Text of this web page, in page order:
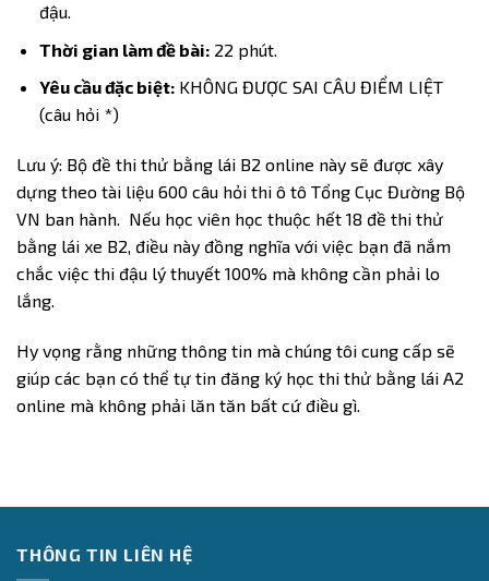
đậu.
Thời gian làm đề bài:22 phút.
Yêu cầu đặc biệt:KHÔNG ĐƯỢC SAI CÂU ĐIỂM LIỆT
(câu hỏi *)
Lưu ý: Bộ đề thi thử bằng lái B2 online này sẽ được xây
dựng theo tài liệu 600 câu hỏi thi ô tô Tổng Cục Đường Bộ
VN ban hành. Nếu học viên học thuộc hết 18 đề thi thử
bằng lái xe B2, điều này đồng nghĩa với việc bạn đã nắm
chắc việc thi đậu lý thuyết 100% mà không cần phải lo
lắng.
Hy vọng rằng những thông tin mà chúng tôi cung cấp sẽ
giúp các bạn có thể tự tin đăng ký học thi thử bằng lái A2
online mà không phải lăn tăn bất cứ điều gì.
THÔNG TIN LIÊN HỆ